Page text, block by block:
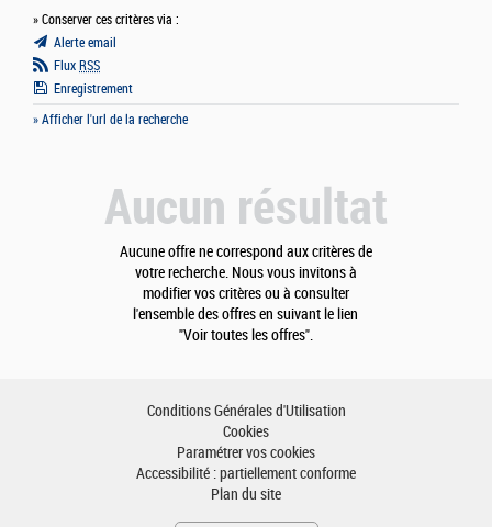
» Conserver ces critères via :
Alerte email
Flux RSS
Enregistrement
» Afficher l'url de la recherche
Aucun résultat
Aucune offre ne correspond aux critères de
votre recherche. Nous vous invitons à
modifier vos critères ou à consulter
l'ensemble des offres en suivant le lien
"Voir toutes les offres".
Conditions Générales d'Utilisation
Cookies
Paramétrer vos cookies
Accessibilité : partiellement conforme
Plan du site